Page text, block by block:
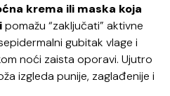
krema ili maska koja
pomažu “zaključati” aktivne
gubitak vlage i
noći zaista oporavi. Ujutro
izgleda punije, zaglađenije i